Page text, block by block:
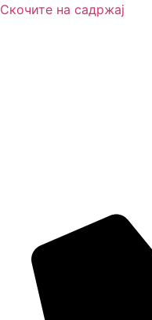
Скочите на садржај